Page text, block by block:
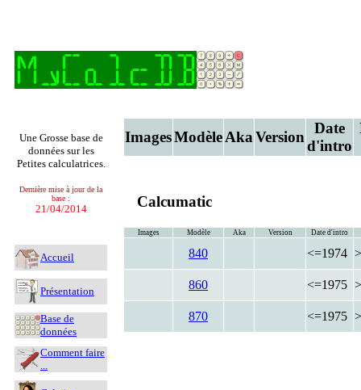
Une Grosse base de
données sur les
Petites calculatrices.
Dernière mise à jour de la
base :
21/04/2014
Accueil
Présentation
Base de
données
Comment faire
...
ImagesModèleAkaVersion
Date
d'intro
Calcumatic
Images Modèle Aka Version Date d'intro
840 <=1974
860 <=1975
870 <=1975